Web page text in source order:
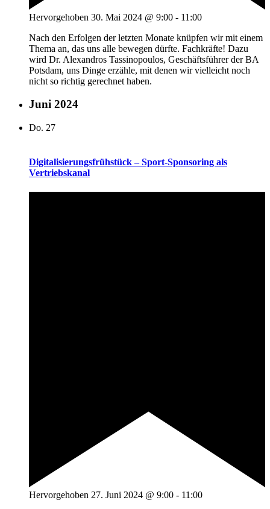
Hervorgehoben 30. Mai 2024 @ 9:00 - 11:00
Nach den Erfolgen der letzten Monate knüpfen wir mit einem
Thema an, das uns alle bewegen dürfte. Fachkräfte! Dazu
wird Dr. Alexandros Tassinopoulos, Geschäftsführer der BA
Potsdam, uns Dinge erzähle, mit denen wir vielleicht noch
nicht so richtig gerechnet haben.
Juni 2024
Do. 27
Digitalisierungsfrühstück – Sport-Sponsoring als
Vertriebskanal
Hervorgehoben 27. Juni 2024 @ 9:00 - 11:00